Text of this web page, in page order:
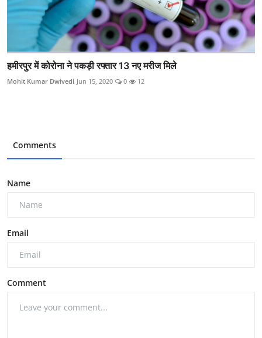
हमीरपुर में कोरोना ने पकड़ी रफ्तार 13 नए मरीज मिले
Mohit Kumar Dwivedi Jun 15, 2020 0 12
Comments
Name
Email
Comment